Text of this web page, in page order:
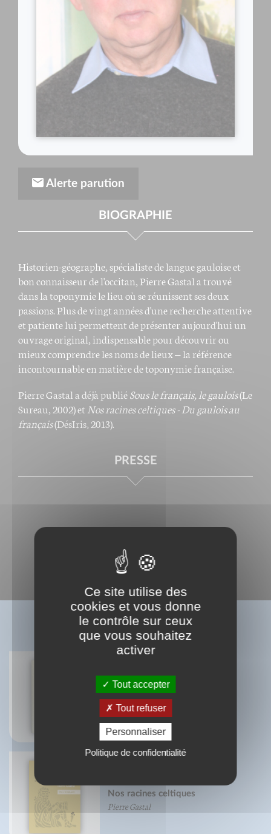
Alerte parution
BIOGRAPHIE
Historien-géographe, spécialiste de langue gauloise et
bon connaisseur de l'occitan, Pierre Gastal a trouvé
dans la toponymie le lieu où se réunissent ses deux
passions. Plus de vingt années d'une recherche attentive
et patiente lui permettent de présenter aujourd'hui un
ouvrage original, indispensable pour découvrir ou
mieux comprendre les noms de lieux – la référence
incontournable en matière de toponymie française.
Pierre Gastal a déjà publiéSous le français, le gaulois(Le
Sureau, 2002) et Nos racines celtiques - Du gaulois au
français(DésIris, 2013).
PRESSE
BIBLIOGRAPHIE
Sous le français, le Gaulois
Pierre Gastal
Nos racines celtiques
Pierre Gastal
Ce site utilise des
cookies et vous donne
le contrôle sur ceux
que vous souhaitez
activer
Tout accepter
Tout refuser
Personnaliser
Politique de confidentialité